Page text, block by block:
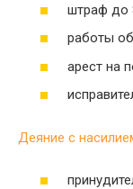
штраф до
работы
арест на
Деяние с